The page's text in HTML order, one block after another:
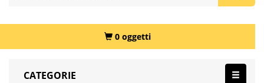
0 oggetti
CATEGORIE